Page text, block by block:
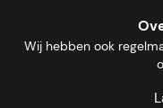
Wij hebben ook